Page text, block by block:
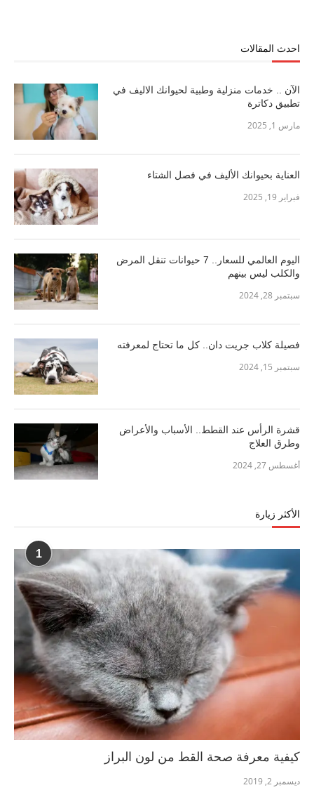
احدث المقالات
الآن .. خدمات منزلية وطبية لحيوانك الاليف في
تطبيق دكاترة
مارس 1, 2025
العناية بحيوانك الأليف في فصل الشتاء
فبراير 19, 2025
اليوم العالمي للسعار.. 7 حيوانات تنقل المرض
والكلب ليس بينهم
سبتمبر 28, 2024
فصيلة كلاب جريت دان.. كل ما تحتاج لمعرفته
سبتمبر 15, 2024
قشرة الرأس عند القطط.. الأسباب والأعراض
وطرق العلاج
أغسطس 27, 2024
الأكثر زيارة
1
كيفية معرفة صحة القط من لون البراز
ديسمبر 2, 2019